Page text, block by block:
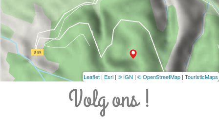
Leaflet | Esri | © IGN | © OpenStreetMap | TouristicMaps
Volg ons !